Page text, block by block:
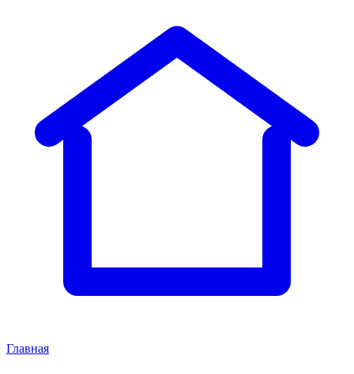
Главная